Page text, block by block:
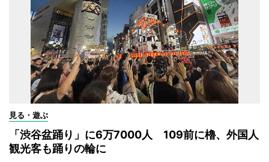
見る・遊ぶ
「渋谷盆踊り」に6万7000人 109前に櫓、外国人
観光客も踊りの輪に